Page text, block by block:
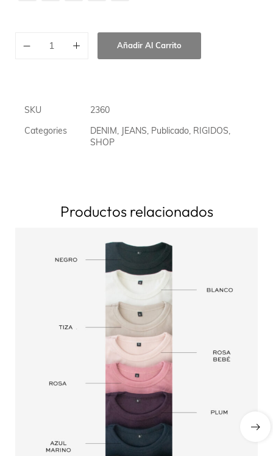
Añadir Al Carrito
SKU 2360
Categories DENIM , JEANS, Publicado, RIGIDOS,
SHOP
Productos relacionados